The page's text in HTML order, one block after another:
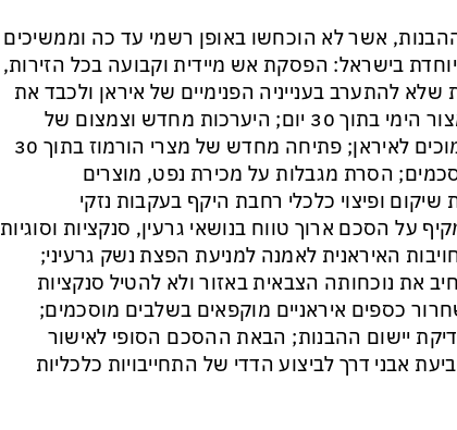
ההבנות, אשר לא הוכחשו באופן רשמי עד כה וממשיכים
בישראל: הפסקת אש מיידית וקבועה בכל הזירות,
שלא להתערב בענייניה הפנימיים של איראן ולכבד את
ריבונותה; הסרה מלאה של המצור הימי בתוך 30 יום; היערכות מחדש וצמצום של
כוחות אמריקניים באזורים הסמוכים לאיראן; פתיחה מחדש של מצרי הורמוז בתוך 30
הסרת מגבלות על מכירת נפט, מוצרים
שיקום ופיצוי כלכלי רחבת היקף בעקבות נזקי
על הסכם ארוך טווח בנושאי גרעין, סנקציות וסוגיות
האיראנית לאמנה למניעת הפצת נשק גרעיני;
את נוכחותה הצבאית באזור ולא להטיל סנקציות
כספים איראניים מוקפאים בשלבים מוסכמים;
יישום ההבנות; הבאת ההסכם הסופי לאישור
אבני דרך לביצוע הדדי של התחייבויות כלכליות